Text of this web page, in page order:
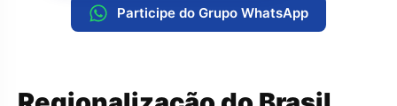
Participe do Grupo WhatsApp